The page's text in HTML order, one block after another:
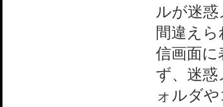
ルが迷
間違え
信画面に
ず、迷
ォルダ